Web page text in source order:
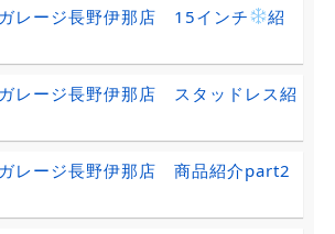
レージ長野伊那店 15インチ
紹
レージ長野伊那店 スタッドレス紹
レージ長野伊那店 商品紹介part2